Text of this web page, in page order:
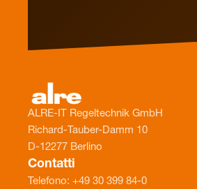
ALRE-IT Regeltechnik GmbH
Richard-Tauber-Damm 10
D-12277 Berlino
Contatti
Telefono: +49 30 399 84-0